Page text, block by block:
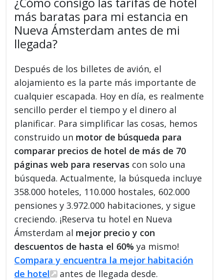
más baratas para mi estancia en
Nueva Ámsterdam antes de mi
llegada?
Después de los billetes de avión, el
alojamiento es la parte más importante de
cualquier escapada. Hoy en día, es realmente
sencillo perder el tiempo y el dinero al
planificar. Para simplificar las cosas, hemos
construido un motor de búsqueda para
comparar precios de hotel de más de 70
páginas web para reservas con solo una
búsqueda. Actualmente, la búsqueda incluye
358.000 hoteles, 110.000 hostales, 602.000
pensiones y 3.972.000 habitaciones, y sigue
creciendo. ¡Reserva tu hotel en Nueva
Ámsterdam al mejor precio y con
descuentos de hasta el 60% ya mismo!
Compara y encuentra la mejor habitación
de hotel
antes de llegada desde.